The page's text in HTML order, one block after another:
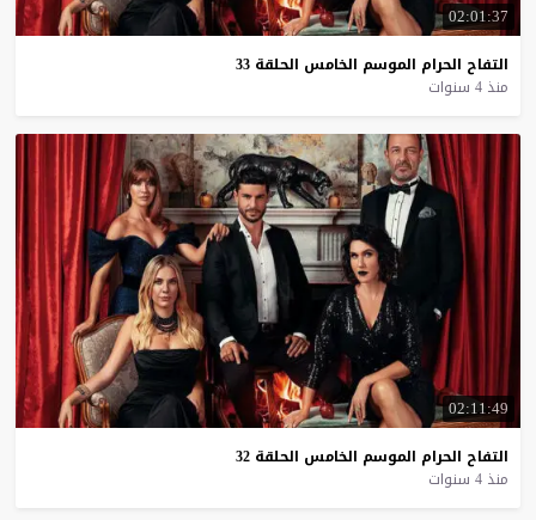
02:01:37
التفاح الحرام الموسم الخامس الحلقة 33
منذ 4 سنوات
02:11:49
التفاح الحرام الموسم الخامس الحلقة 32
منذ 4 سنوات